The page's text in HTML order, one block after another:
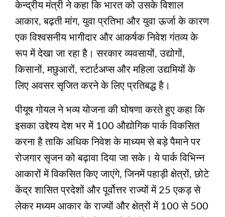
केन्द्रीय मंत्री ने कहा कि भारत को उसके विशाल
आकार, बढ़ती मांग, युवा प्रतिभा और युवा ऊर्जा के कारण
एक विश्वसनीय भागीदार और आकर्षक निवेश गंतव्य के
रूप में देखा जा रहा है। सरकार व्यवसायों, उद्योगों,
किसानों, मछुआरों, स्टार्टअप्स और महिला उद्यमियों के
लिए अवसर सृजित करने के लिए प्रतिबद्ध है।
पीयूष गोयल ने भव्य योजना की घोषणा करते हुए कहा कि
इसका उद्देश्य देश भर में 100 औद्योगिक पार्क विकसित
करना है ताकि अधिक निवेश के माध्यम से बड़े पैमाने पर
रोजगार सृजन को बढ़ावा दिया जा सके। ये पार्क विभिन्न
आकारों में विकसित किए जाएंगे, जिनमें पहाड़ी क्षेत्रों, छोटे
केंद्र शासित प्रदेशों और पूर्वोत्तर राज्यों में 25 एकड़ से
लेकर मध्यम आकार के राज्यों और क्षेत्रों में 100 से 500